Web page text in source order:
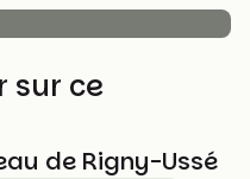
sur ce
de Rigny-Ussé